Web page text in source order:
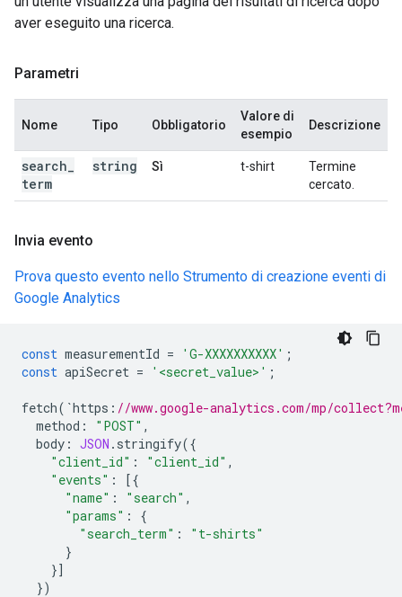
aver eseguito una ricerca.
Parametri
Nome Tipo Obbligatorio
Valore di
esempio
Descrizione
search
term
string Sì t-shirt
Termine
cercato.
Invia evento
Prova questo evento nello Strumento di creazione eventi di
Google Analytics
const measurementId = 'G-XXXXXXXXXX' ;
const apiSecret = '<secret_value>' ;
fetch( `https : //www.google-analytics.com/mp/
method : "POST" ,
body : JSON . stringify({
"client_id" : "client_id" ,
"events" :
[{
"name" : "search" ,
"params" :
{
"search_term" :
"t-shirts"
}
}]
})